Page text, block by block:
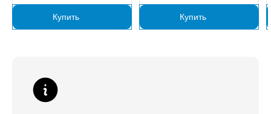
Купить Купить